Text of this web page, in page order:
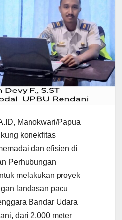
Manokwari/Papua
konekfitas
dan efisien di
Perhubungan
melakukan proyek
landasan pacu
Bandar Udara
dari 2.000 meter